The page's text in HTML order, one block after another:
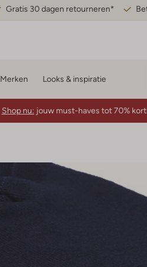
Gratis 30 dagen retourneren*
Merken Looks & inspiratie
Shop nu: jouw must-haves tot 70%